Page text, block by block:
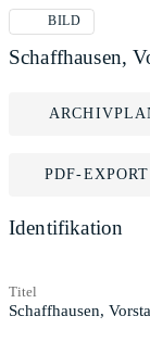
BILD
Schaffhausen,
PDF-EXPORT
Identifikation
Titel
Schaffhausen,